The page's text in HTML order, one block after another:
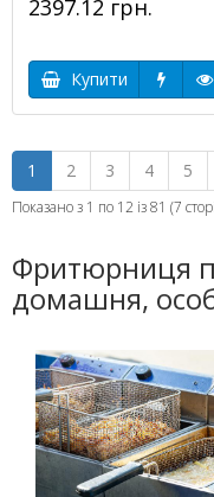
2397.12 грн.
Купити
1 2 3 4 5
Показано з 1 по 12 із 81 (7
Фритюрниця
домашня,